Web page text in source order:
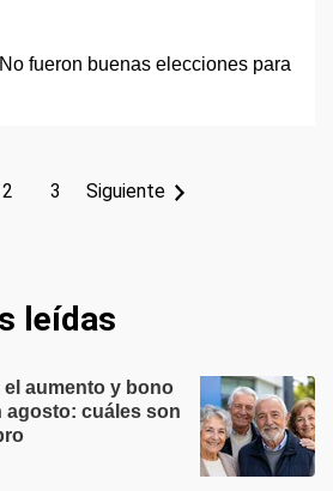
2 3 Siguiente
leídas
aumento y bono
agosto: cuáles son